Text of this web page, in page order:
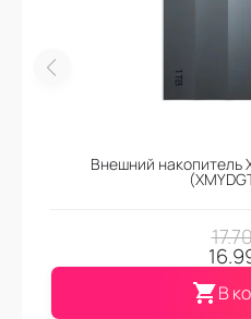
Внешний накопитель
В